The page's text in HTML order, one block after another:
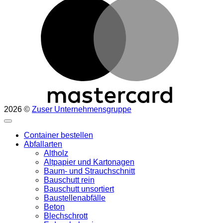
2026 © Zuser Unternehmensgruppe
Container bestellen
Abfallarten
Altholz
Altpapier und Kartonagen
Baum- und Strauchschnitt
Bauschutt rein
Bauschutt unsortiert
Baustellenabfälle
Beton
Blechschrott